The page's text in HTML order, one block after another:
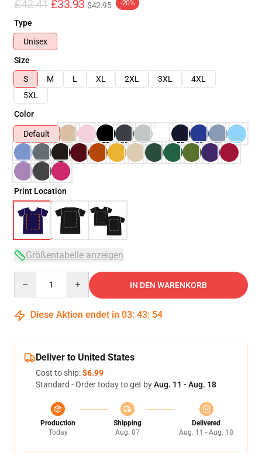
£42.41 £33.93 $42.95 -20%
Type
Unisex
Size
S
M L XL 2XL 3XL
4XL
5XL
Color
Default
Print Location
Größentabelle anzeigen
IN DEN WARENKORB
Diese Aktion endet in 03: 43: 54
Deliver to United States
Cost to ship:$6.99
Standard - Order today to get byAug. 11 - Aug. 18
Production
Today
Shipping
Aug. 07
Delivered
Aug. 11 - Aug. 18